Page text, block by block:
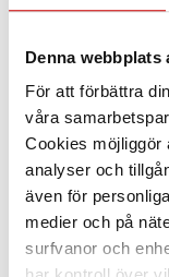
Denna webbplats
För att förbättra
våra
Cookies möjliggör
analyser och
även för
medier och på
surfvanor och
Betongskruv
Compact
med hög prestanda
skalle